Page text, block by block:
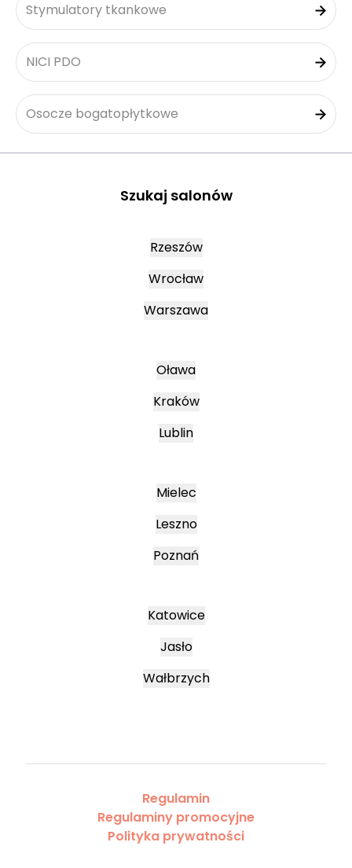
Stymulatory tkankowe
NICI PDO
Osocze bogatopłytkowe
Szukaj salonów
Rzeszów
Wrocław
Warszawa
Oława
Kraków
Lublin
Mielec
Leszno
Poznań
Katowice
Jasło
Wałbrzych
Regulamin
Regulaminy promocyjne
Polityka prywatności